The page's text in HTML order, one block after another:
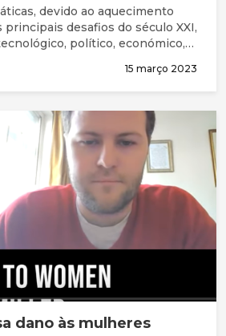
devido ao aquecimento
principais desafios do século XXI,
político, económico,
da prestigiada revista
considerar que as mudanças
a maior ameaça à saúde
no presente século.
15 março 2023
dano às mulheres